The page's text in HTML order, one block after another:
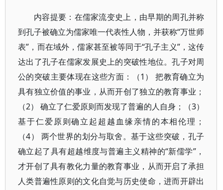
内容提要：在儒家流变史上，由早期的周孔并称
到孔子被确立为儒家唯一代表性人物，并获称“万世师
表”，而在域外，儒家甚至被等同于“孔子主义”，这传
达出了孔子在儒家发展史上的突破性地位。孔子对周
公的突破主要体现在这些方面：（1） 把教育确立为
具有独立价值的事业，从而开创了独立的教育事业；
（2） 确立了仁爱原则而发现了普遍的人自身；（3）
基于仁爱原则确立起超越血缘亲情的本相伦理；
（4） 两个世界的划分与取舍。基于这些突破，孔子
确立起了具有超越维度与普遍主义精神的“新儒学”，
才开创了具有教化力量的教育事业，从而开启了承担
人类普遍性原则的文化自觉与历史使命，进而开辟出